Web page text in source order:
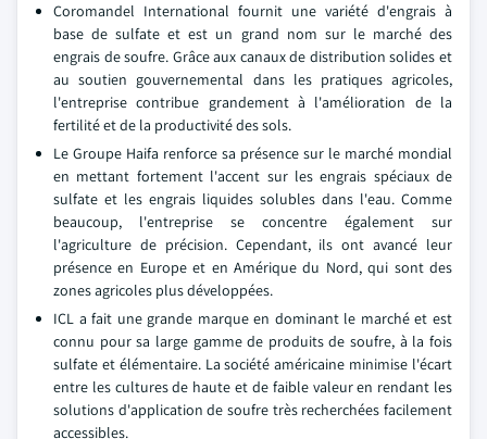
Coromandel International fournit une variété d'engrais à
base de sulfate et est un grand nom sur le marché des
engrais de soufre. Grâce aux canaux de distribution solides et
au soutien gouvernemental dans les pratiques agricoles,
l'entreprise contribue grandement à l'amélioration de la
fertilité et de la productivité des sols.
Le Groupe Haifa renforce sa présence sur le marché mondial
en mettant fortement l'accent sur les engrais spéciaux de
sulfate et les engrais liquides solubles dans l'eau. Comme
beaucoup, l'entreprise se concentre également sur
l'agriculture de précision. Cependant, ils ont avancé leur
présence en Europe et en Amérique du Nord, qui sont des
zones agricoles plus développées.
ICL a fait une grande marque en dominant le marché et est
connu pour sa large gamme de produits de soufre, à la fois
sulfate et élémentaire. La société américaine minimise l'écart
entre les cultures de haute et de faible valeur en rendant les
solutions d'application de soufre très recherchées facilement
accessibles.